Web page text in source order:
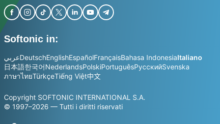
Softonic in:
عربيDeutschEnglishEspañolFrançaisBahasa IndonesiaItaliano
日本語한국어NederlandsPolskiPortuguêsРусскийSvenska
ภาษาไทยTürkçeTiếng Việt中文
Copyright SOFTONIC INTERNATIONAL S.A.
© 1997–2026 — Tutti i diritti riservati